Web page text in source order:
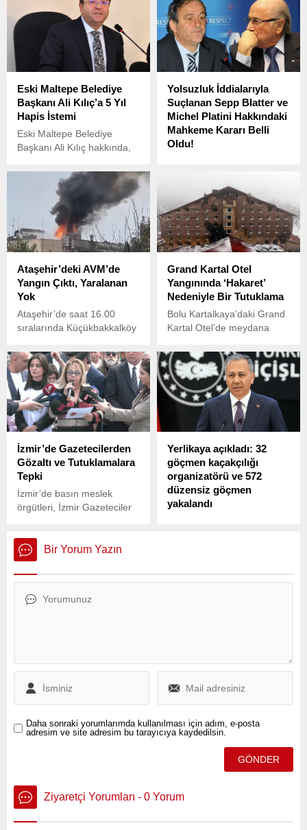
Eski Maltepe Belediye
Başkanı Ali Kılıç’a 5 Yıl
Hapis İstemi
Eski Maltepe Belediye
Başkanı Ali Kılıç hakkında,
kaçırma veya gizleme”
suçlarından 3 yıldan 5 yıla
kadar hapis cezası ve 5
milyon lira ile 10 milyon lira
arasında değişen ağır para
cezası talebiyle dava açıldı.
Yolsuzluk İddialarıyla
Suçlanan Sepp Blatter ve
Michel Platini Hakkındaki
Mahkeme Kararı Belli
Oldu!
FIFA Başkanı Sepp Blatter
ve eski UEFA Başkanı
Michel Platini, İsviçre
mahkemesindeki ikinci
yargılamada da beraat etti.
Ataşehir’deki AVM’de
Yangın Çıktı, Yaralanan
Yok
Ataşehir’de saat 16.00
sıralarında Küçükbakkalköy
Caddesi’nde bulunan bir
alışveriş merkezinde yangın
çıktı.
Grand Kartal Otel
Yangınında ‘Hakaret’
Nedeniyle Bir Tutuklama
Bolu Kartalkaya’daki Grand
Kartal Otel’de meydana
kaybedenlerin ailelerine
telefonla hakaret ettiği iddia
edilen 3 şüpheli, İstanbul
Cumhuriyet Başsavcılığı
tarafından yürütülen
soruşturma kapsamında
İzmir’de Gazetecilerden
Gözaltı ve Tutuklamalara
Tepki
İzmir’de basın meslek
örgütleri, İzmir Gazeteciler
toplanarak meslektaşlarının
gözaltına alınması ve
tutuklanmasına tepki
Yerlikaya açıkladı: 32
göçmen kaçakçılığı
organizatörü ve 572
düzensiz göçmen
yakalandı
denetimlerinin sonuçlarını
Bir Yorum Yazın
Daha sonraki yorumlarımda kullanılması için adım, e-posta
adresim ve site adresim bu tarayıcıya kaydedilsin.
Ziyaretçi Yorumları - 0 Yorum